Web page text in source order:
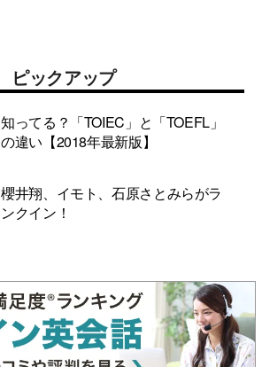
ピックアップ
知ってる？「TOIEC」と「TOEFL」
の違い【2018年最新版】
櫻井翔、イモト、石原さとみらがラ
ンクイン！